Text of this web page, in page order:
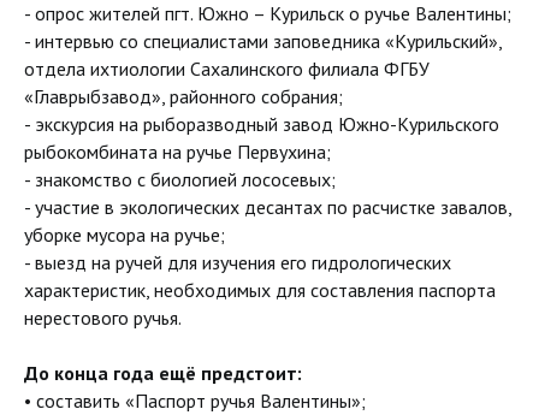
- опрос жителей пгт. Южно – Курильск о ручье Валентины;
- интервью со специалистами заповедника «Курильский»,
отдела ихтиологии Сахалинского филиала ФГБУ
«Главрыбзавод», районного собрания;
- экскурсия на рыборазводный завод Южно-Курильского
рыбокомбината на ручье Первухина;
- знакомство с биологией лососевых;
- участие в экологических десантах по расчистке завалов,
уборке мусора на ручье;
- выезд на ручей для изучения его гидрологических
характеристик, необходимых для составления паспорта
нерестового ручья.
До конца года ещё предстоит:
• составить «Паспорт ручья Валентины»;